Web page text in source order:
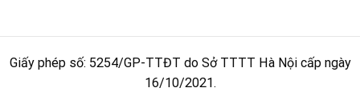
Giấy phép số: 5254/GP-TTĐT do Sở TTTT Hà Nội cấp ngày
16/10/2021.